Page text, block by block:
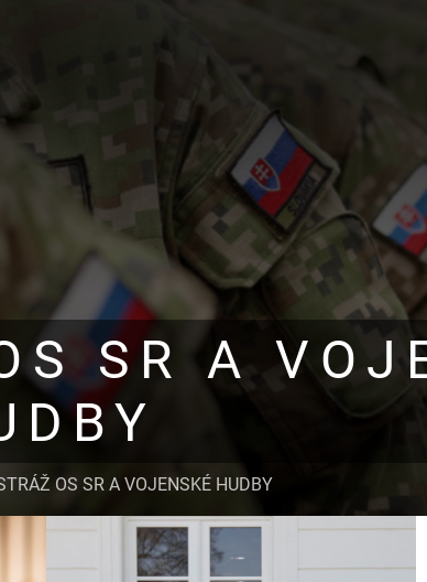
SR A
OS SR A VOJENSKÉ HUDBY